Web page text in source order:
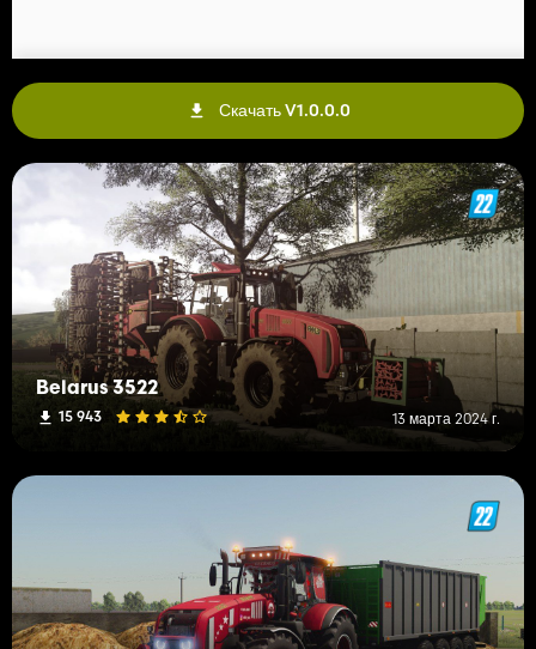
Скачать V1.0.0.0
Belarus 3522
15 943 13 марта 2024 г.